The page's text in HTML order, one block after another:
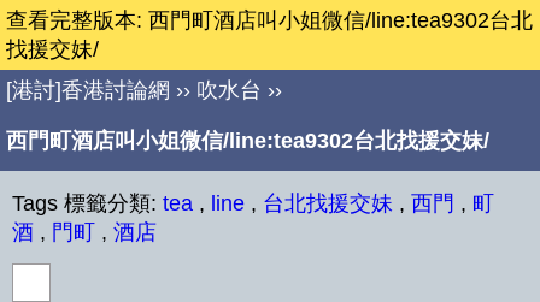
查看完整版本: 西門町酒店叫小姐微信/line:tea9302台北
找援交妹/
[港討]香港討論網 ›› 吹水台 ››
西門町酒店叫小姐微信/line:tea9302台北找援交妹/
Tags 標籤分類: tea , line , 台北找援交妹 , 西門 , 町
酒 , 門町 , 酒店